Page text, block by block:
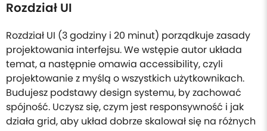
Rozdział UI
Rozdział UI (3 godziny i 20 minut) porządkuje zasady
projektowania interfejsu. We wstępie autor układa
temat, a następnie omawia accessibility, czyli
projektowanie z myślą o wszystkich użytkownikach.
Budujesz podstawy design systemu, by zachować
spójność. Uczysz się, czym jest responsywność i jak
działa grid, aby układ dobrze skalował się na różnych